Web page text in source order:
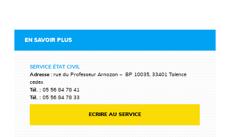
EN SAVOIR PLUS
SERVICE ÉTAT CIVIL
Adresse : rue du Professeur Arnozan – BP 10035, 33401 Talence
cedex
Tél. :05 56 84 78 41
Tél. :05 56 84 78 33
ECRIRE AU SERVICE